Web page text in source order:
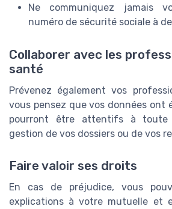
Ne communiquez jamais
numéro de sécurité sociale à
Collaborer avec les
santé
Prévenez également vos
vous pensez que vos données ont
pourront être attentifs à toute
gestion de vos dossiers ou de vos
Faire valoir ses droits
En cas de préjudice, vous
explications à votre mutuelle et